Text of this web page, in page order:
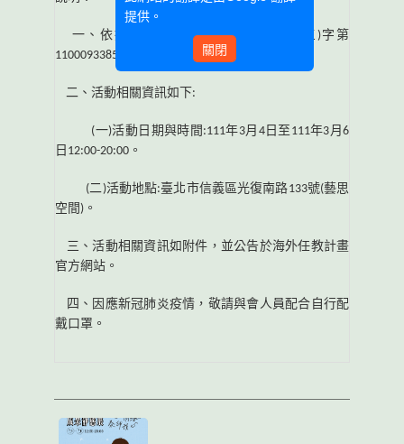
一、依據教育部 年8月18 三 )字第
1100093385
號函核定辦理靜態成果展。
二、活動相關資訊如下:
(一)活動日期與時間 :111年3月 4日至111年3月6
日 12:00-20:00 。
(二)活動地點:臺北市信義區光復南路133號(藝思
空間 ) 。
三、活動相關資訊如附件，並公告於海外任教計畫
官方網站。
四、因應新冠肺炎疫情，敬請與會人員配合自行配
戴口罩。
提供。
關閉